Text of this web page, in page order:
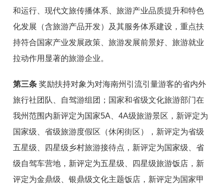
和运行、现代文旅传播体系、旅游产业品质提升和特色
化发展（含旅游产品开发）及其服务体系建设，重点扶
持符合国家产业发展政策、旅游发展前景好、旅游就业
拉动作用显著的旅游企业。
第三条 奖励扶持对象为对海南州引流引量游客的省内外
旅行社团队、自驾游组团；国家和省级文化旅游部门在
我州范围内新评定为国家5A、4A级旅游景区，新评定为
国家级、省级旅游度假区（休闲街区），新评定为省级
五星级、四星级乡村旅游接待点，新评定为国家级、省
级自驾车营地，新评定为五星级、四星级旅游饭店，新
评定为金鼎级、银鼎级文化主题饭店，新评定为国家甲